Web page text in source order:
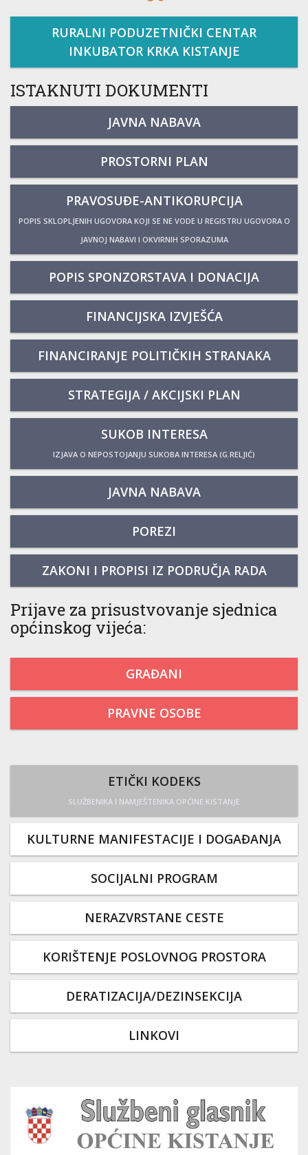
RURALNI PODUZETNIČKI CENTAR
INKUBATOR KRKA KISTANJE
ISTAKNUTI DOKUMENTI
JAVNA NABAVA
PROSTORNI PLAN
PRAVOSUĐE-ANTIKORUPCIJA
POPIS SKLOPLJENIH UGOVORA KOJI SE NE VODE U REGISTRU UGOVORA O
JAVNOJ NABAVI I OKVIRNIH SPORAZUMA
POPIS SPONZORSTAVA I DONACIJA
FINANCIJSKA IZVJEŠĆA
FINANCIRANJE POLITIČKIH STRANAKA
STRATEGIJA / AKCIJSKI PLAN
SUKOB INTERESA
IZJAVA O NEPOSTOJANJU SUKOBA INTERESA (G.RELJIĆ)
JAVNA NABAVA
POREZI
ZAKONI I PROPISI IZ PODRUČJA RADA
Prijave za prisustvovanje sjednica
općinskog vijeća:
GRAĐANI
PRAVNE OSOBE
ETIČKI KODEKS
SLUŽBENIKA I NAMJEŠTENIKA OPĆINE KISTANJE
KULTURNE MANIFESTACIJE I DOGAĐANJA
SOCIJALNI PROGRAM
NERAZVRSTANE CESTE
KORIŠTENJE POSLOVNOG PROSTORA
DERATIZACIJA/DEZINSEKCIJA
LINKOVI